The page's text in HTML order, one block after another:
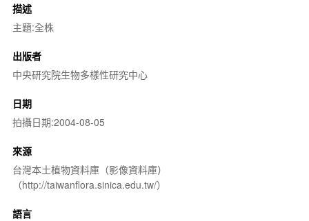
描述
主題:全株
出版者
中央研究院生物多樣性研究中心
日期
拍攝日期:2004-08-05
來源
台灣本土植物資料庫（影像資料庫）
（http://taiwanflora.sinica.edu.tw/）
語言